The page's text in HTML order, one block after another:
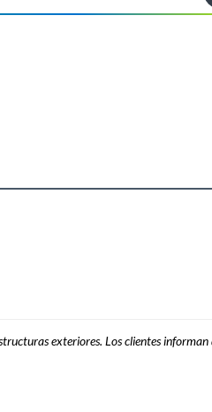
exteriores. Los clientes